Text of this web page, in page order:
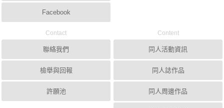
Facebook
Contact
聯絡我們
檢舉與回報
許願池
Content
同人活動資訊
同人誌作品
同人周邊作品